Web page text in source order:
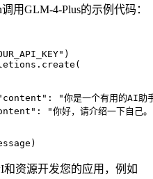
用GLM-4-Plus的示例代码：
"你是一个有用的AI助
"你好，请介绍一下自己
和资源开发您的应用，例如